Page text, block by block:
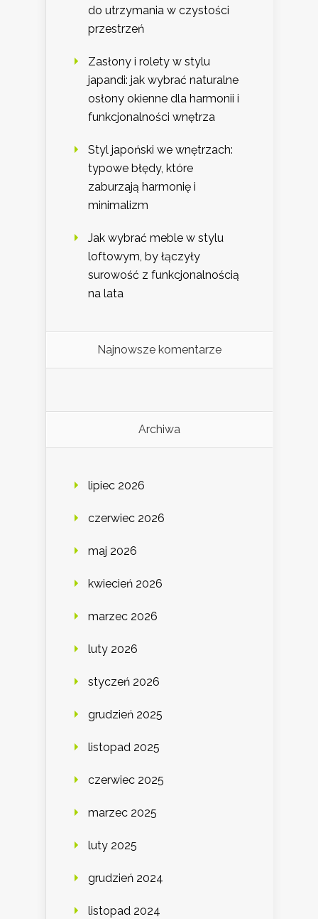
do utrzymania w czystości
przestrzeń
Zasłony i rolety w stylu
japandi: jak wybrać naturalne
osłony okienne dla harmonii i
funkcjonalności wnętrza
Styl japoński we wnętrzach:
typowe błędy, które
zaburzają harmonię i
minimalizm
Jak wybrać meble w stylu
loftowym, by łączyły
surowość z funkcjonalnością
na lata
Najnowsze komentarze
Archiwa
lipiec 2026
czerwiec 2026
maj 2026
kwiecień 2026
marzec 2026
luty 2026
styczeń 2026
grudzień 2025
listopad 2025
czerwiec 2025
marzec 2025
luty 2025
grudzień 2024
listopad 2024